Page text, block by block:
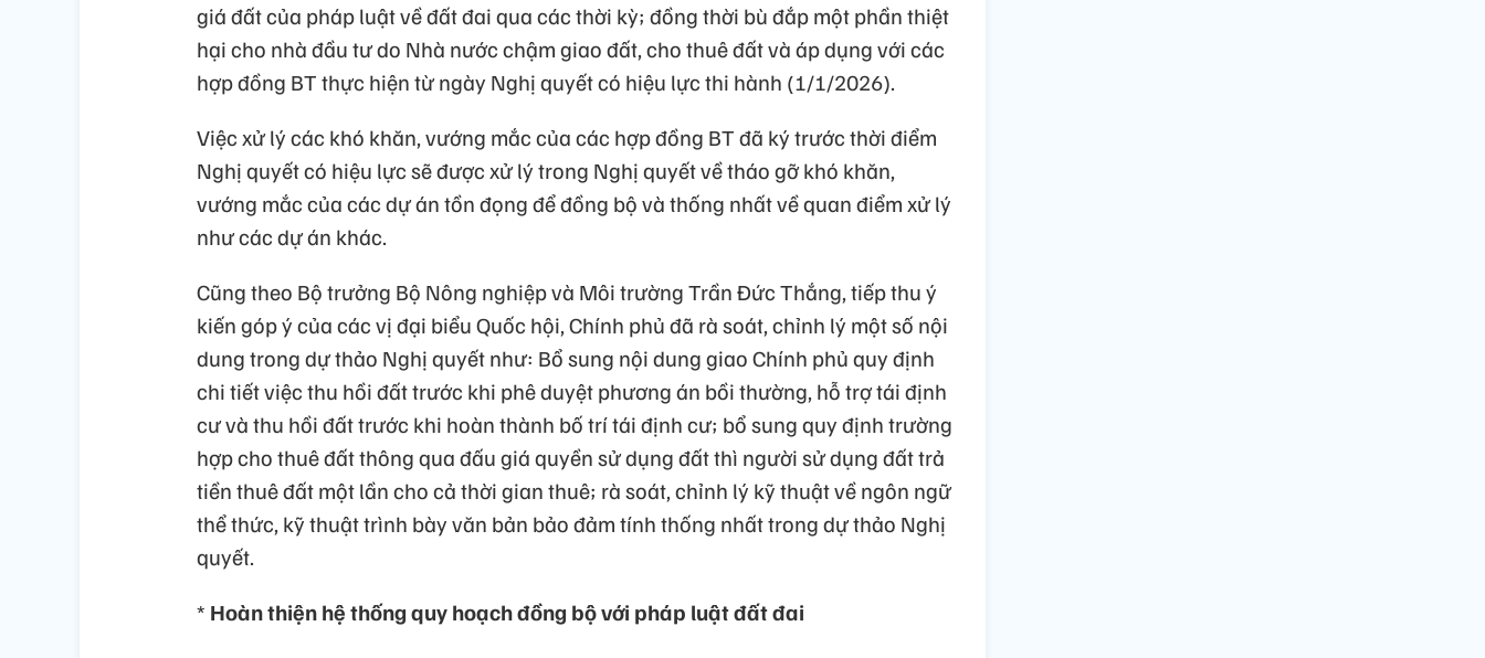
giá đất của pháp luật về đất đai qua các thời kỳ; đồng thời bù đắp một phần thiệt
hại cho nhà đầu tư do Nhà nước chậm giao đất, cho thuê đất và áp dụng với các
hợp đồng BT thực hiện từ ngày Nghị quyết có hiệu lực thi hành (1/1/2026).
Việc xử lý các khó khăn, vướng mắc của các hợp đồng BT đã ký trước thời điểm
Nghị quyết có hiệu lực sẽ được xử lý trong Nghị quyết về tháo gỡ khó khăn,
vướng mắc của các dự án tồn đọng để đồng bộ và thống nhất về quan điểm xử lý
như các dự án khác.
Cũng theo Bộ trưởng Bộ Nông nghiệp và Môi trường Trần Đức Thắng, tiếp thu ý
kiến góp ý của các vị đại biểu Quốc hội, Chính phủ đã rà soát, chỉnh lý một số nội
dung trong dự thảo Nghị quyết như: Bổ sung nội dung giao Chính phủ quy định
chi tiết việc thu hồi đất trước khi phê duyệt phương án bồi thường, hỗ trợ tái định
cư và thu hồi đất trước khi hoàn thành bố trí tái định cư; bổ sung quy định trường
hợp cho thuê đất thông qua đấu giá quyền sử dụng đất thì người sử dụng đất trả
tiền thuê đất một lần cho cả thời gian thuê; rà soát, chỉnh lý kỹ thuật về ngôn ngữ
thể thức, kỹ thuật trình bày văn bản bảo đảm tính thống nhất trong dự thảo Nghị
quyết.
* Hoàn thiện hệ thống quy hoạch đồng bộ với pháp luật đất đai